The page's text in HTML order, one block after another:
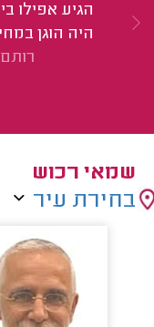
הגיע אפילו
היה הוגן
שמאי רכוש
בחירת עיר